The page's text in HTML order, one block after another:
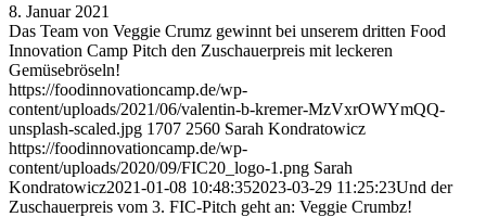
8. Januar 2021
Das Team von Veggie Crumz gewinnt bei unserem dritten Food
Innovation Camp Pitch den Zuschauerpreis mit leckeren
Gemüsebröseln!
https://foodinnovationcamp.de/wp-
content/uploads/2021/06/valentin-b-kremer-MzVxrOWYmQQ-
unsplash-scaled.jpg 1707 2560 Sarah Kondratowicz
https://foodinnovationcamp.de/wp-
content/uploads/2020/09/FIC20_logo-1.png Sarah
Kondratowicz2021-01-08 10:48:352023-03-29 11:25:23Und der
Zuschauerpreis vom 3. FIC-Pitch geht an: Veggie Crumbz!